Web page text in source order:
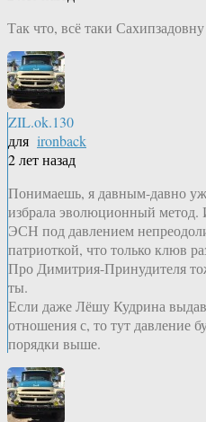
Так что, всё таки
ZIL.ok.130
для ironback
2 лет назад
Понимаешь, я давным-давно
избрала эволюционный метод.
ЭСН под давлением
патриоткой, что только клюв
Про Димитрия-Принудителя
ты.
Если даже Лёшу Кудрина
отношения с, то тут давление
порядки выше.